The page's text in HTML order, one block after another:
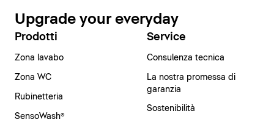
Upgrade your everyday
Prodotti
Zona lavabo
Zona WC
Rubinetteria
SensoWash®
Service
Consulenza tecnica
La nostra promessa di
garanzia
Sostenibilità